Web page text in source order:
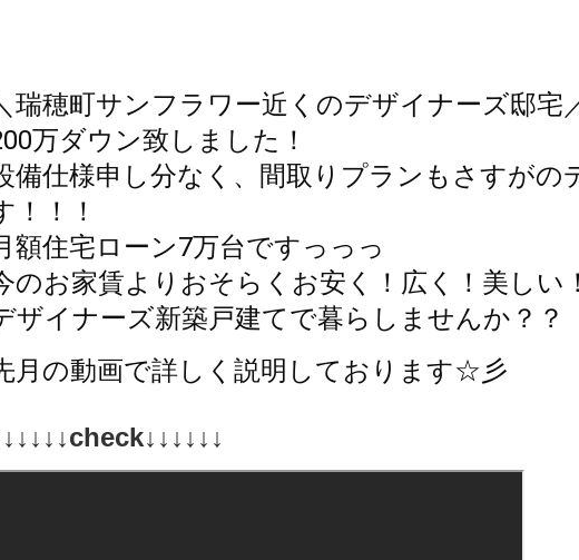
瑞穂町サンフラワー近くのデザイナーズ邸宅
万ダウン致しました！
備仕様申し分なく、間取りプランもさすがの
！！！
額住宅ローン7万台ですっっっ
のお家賃よりおそらくお安く！広く！美しい！
ザイナーズ新築戸建てで暮らしませんか？？
月の動画で詳しく説明しております☆彡
↓↓↓↓↓↓